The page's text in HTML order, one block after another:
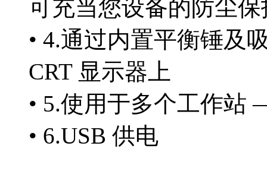
可充当您设备的防尘
• 4.通过内置平衡锤及
CRT 显示器上
• 5.使用于多个工作
• 6.USB 供电